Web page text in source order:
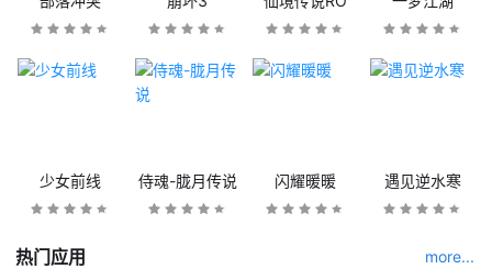
少女前线 侍魂-胧月传说 闪耀暖暖 遇见逆水寒
热门应用 more...